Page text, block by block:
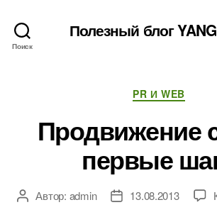
Поиск
Полезный блог
Рубрики
PR И WEB
Продвижение
первые
АвторАвтор: admin
Дата13.08.2013